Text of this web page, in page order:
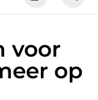
voor
op